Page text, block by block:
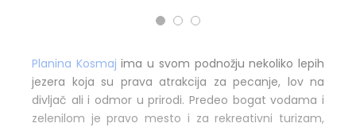
Planina Kosmaj ima u svom podnožju nekoliko lepih
jezera koja su prava atrakcija za pecanje, lov na
divljač ali i odmor u prirodi. Predeo bogat vodama i
zelenilom je pravo mesto i za rekreativni turizam,